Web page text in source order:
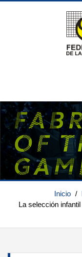
Inicio /
La selección